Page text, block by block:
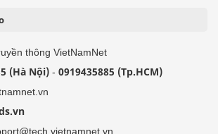
thông VietNamNet
(Hà Nội) - 0919435885 (Tp.HCM)